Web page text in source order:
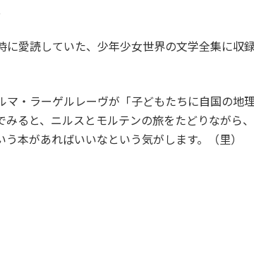
に愛読していた、少年少女世界の文学全集に収
マ・ラーゲルレーヴが「子どもたちに自国の地
みると、ニルスとモルテンの旅をたどりなが
う本があればいいなという気がします。（里）